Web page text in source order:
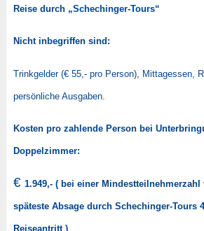
Reise durch „Schechinger-Tours“
Nicht inbegriffen sind:
Trinkgelder (€ 55,- pro Person), Mittagessen,
persönliche Ausgaben.
Kosten pro zahlende Person bei
Doppelzimmer:
€ 1.949,- ( bei einer Mindestteilnehmerzahl
späteste Absage durch Schechinger-Tours
Reiseantritt )